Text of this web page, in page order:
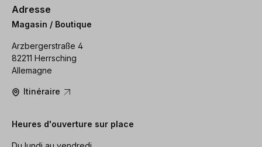
Adresse
Magasin / Boutique
Arzbergerstraße 4
82211 Herrsching
Allemagne
Itinéraire
Heures d'ouverture sur place